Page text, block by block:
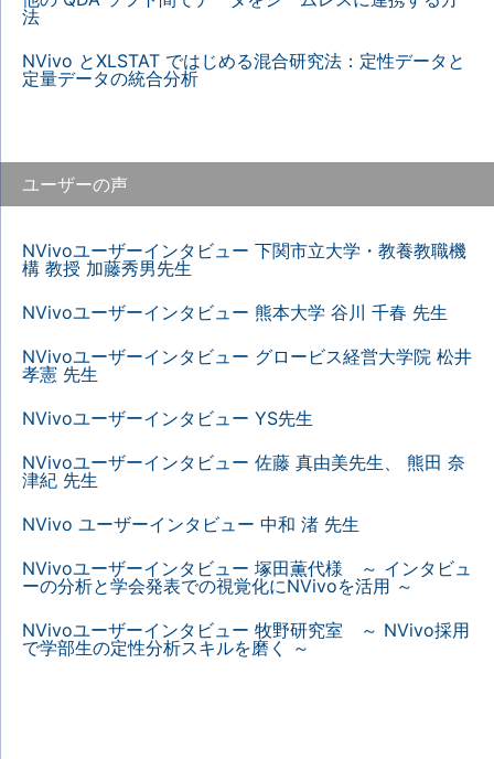
法
NVivo とXLSTAT ではじめる混合研究法：定性データと
定量データの統合分析
ユーザーの声
NVivoユーザーインタビュー 下関市立大学・教養教職機
構 教授 加藤秀男先生
NVivoユーザーインタビュー 熊本大学 谷川 千春 先生
NVivoユーザーインタビュー グロービス経営大学院 松井
孝憲 先生
NVivoユーザーインタビュー YS先生
NVivoユーザーインタビュー 佐藤 真由美先生、 熊田 奈
津紀 先生
NVivo ユーザーインタビュー 中和 渚 先生
NVivoユーザーインタビュー 塚田薫代様 ～ インタビュ
ーの分析と学会発表での視覚化にNVivoを活用 ～
NVivoユーザーインタビュー 牧野研究室 ～ NVivo採用
で学部生の定性分析スキルを磨く ～